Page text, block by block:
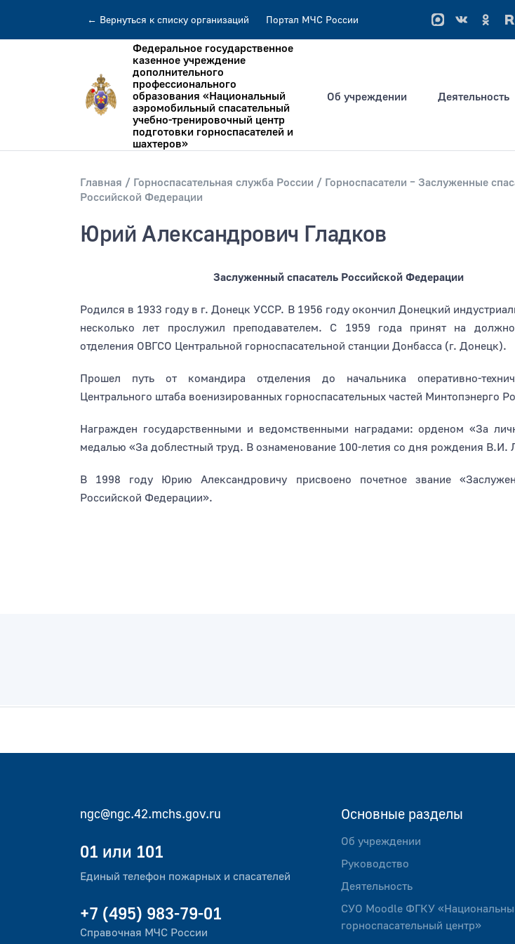
← Вернуться к списку организаций Портал МЧС России
Искать по: отдельным словам
Федеральное государственное
казенное учреждение
дополнительного
профессионального
образования «Национальный
аэромобильный спасательный
учебно-тренировочный центр
подготовки горноспасателей и
шахтеров»
Об учреждении Деятельность
Главная Горноспасательная служба России Горноспасатели – Заслуженные
Российской Федерации
Юрий Александрович Гладков
Заслуженный спасатель Российской Федерации
Родился в 1933 году в г. Донецк УССР. В 1956 году окончил Донецкий
несколько лет прослужил преподавателем. С 1959 года принят на
отделения ОВГСО Центральной горноспасательной станции Донбасса (г. Донецк).
Прошел путь от командира отделения до начальника оперативно-
Центрального штаба военизированных горноспасательных частей Минтопэнерго
Награжден государственными и ведомственными наградами: орденом «За
медалью «За доблестный труд. В ознаменование 100-летия со дня рождения В.И.
В 1998 году Юрию Александровичу присвоено почетное звание
Российской Федерации».
ngc@ngc.42.mchs.gov.ru
01 или 101
Единый телефон пожарных и спасателей
+7 (495) 983-79-01
Справочная МЧС России
Основные разделы
Об учреждении
Руководство
Деятельность
СУО Мoodlе ФГКУ
горноспасательный центр»